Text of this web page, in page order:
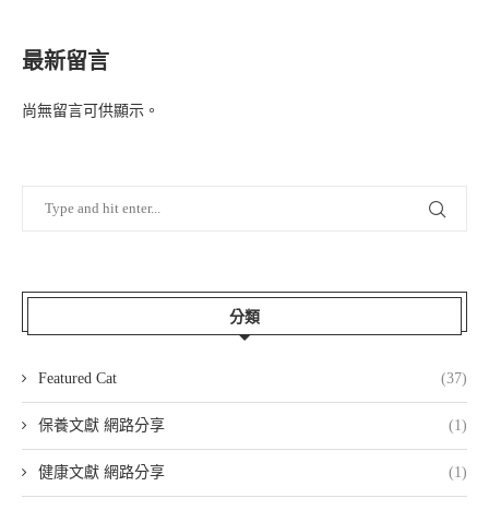
最新留言
尚無留言可供顯示。
分類
Featured Cat (37)
保養文獻 網路分享 (1)
健康文獻 網路分享 (1)